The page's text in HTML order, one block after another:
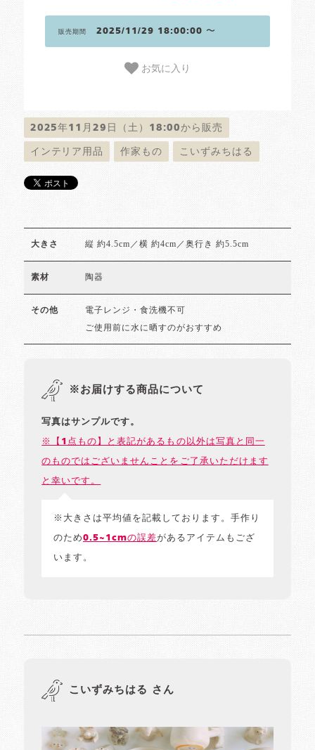
販売期間 2025/11/29 18:00:00 〜
お気に入り
2025年11月29日（土）18:00から販売
インテリア用品 作家もの こいずみちはる
大きさ 縦 約4.5cm／横 約4cm／奥行き 約5.5cm
素材 陶器
その他 電子レンジ・食洗機不可
ご使用前に水に晒すのがおすすめ
※お届けする商品について
写真はサンプルです。
※【1点もの】と表記があるもの以外は写真と同一
のものではございませんことをご了承いただけます
と幸いです。
※大きさは平均値を記載しております。手作り
のため0.5~1cmの誤差があるアイテムもござ
います。
こいずみちはる さん